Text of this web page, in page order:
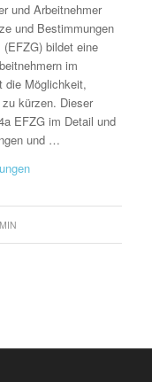
und Arbeitnehmer
und Bestimmungen
bildet eine
im
die Möglichkeit,
kürzen. Dieser
EFZG im Detail und
und …